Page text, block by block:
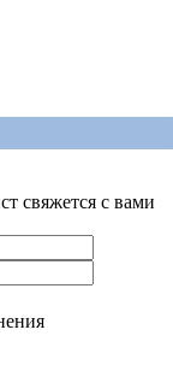
свяжется с вами